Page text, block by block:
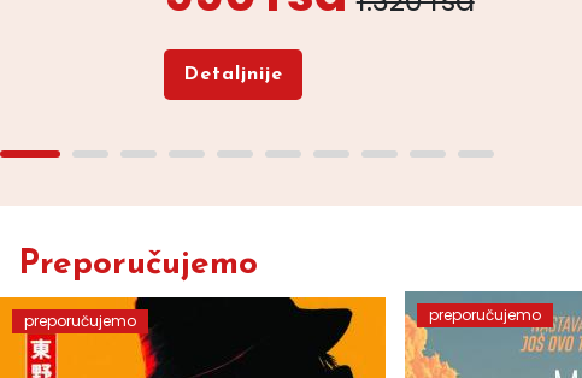
Detaljnije
Preporučujemo
preporučujemo preporučujemo